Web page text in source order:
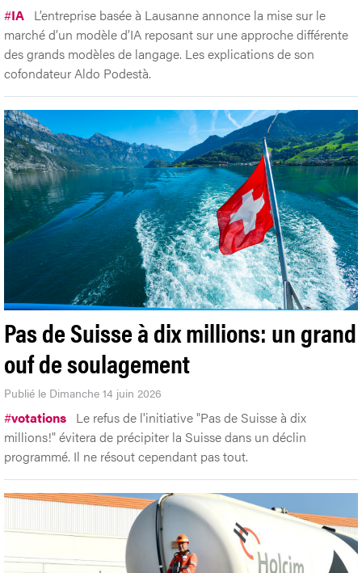
#IA L’entreprise basée à Lausanne annonce la mise sur le
marché d’un modèle d’IA reposant sur une approche différente
des grands modèles de langage. Les explications de son
cofondateur Aldo Podestà.
Pas de Suisse à dix millions: un grand
ouf de soulagement
Publié le Dimanche 14 juin 2026
#votations Le refus de l'initiative "Pas de Suisse à dix
millions!" évitera de précipiter la Suisse dans un déclin
programmé. Il ne résout cependant pas tout.